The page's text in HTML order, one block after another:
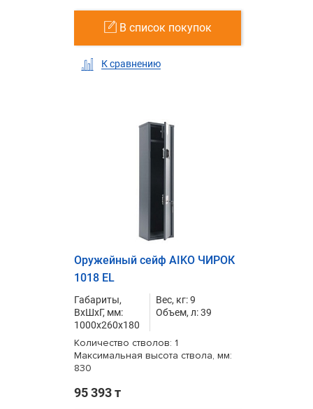
В список покупок
К сравнению
Оружейный сейф AIKO ЧИРОК
1018 EL
Габариты,
ВxШxГ, мм:
1000x260x180
Вес, кг: 9
Объем, л: 39
Количество стволов: 1
Максимальная высота ствола, мм:
830
95 393 т